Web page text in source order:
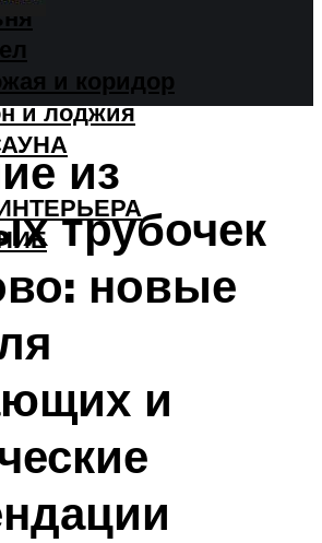
и коридор
и лоджия
из
трубочек
новые
и